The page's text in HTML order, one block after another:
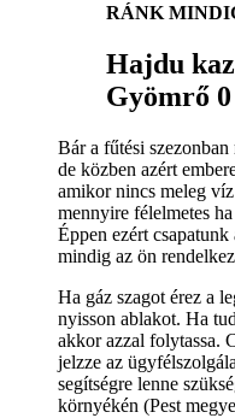
RÁNK
Hajdu
Gyömrő
Bár a fűtési
de közben azért
amikor nincs meleg
mennyire félelmetes
Éppen ezért
mindig az ön
Ha gáz szagot érez a
nyisson ablakot. Ha
akkor azzal folytassa.
jelzze az
segítségre lenne
környékén (Pest